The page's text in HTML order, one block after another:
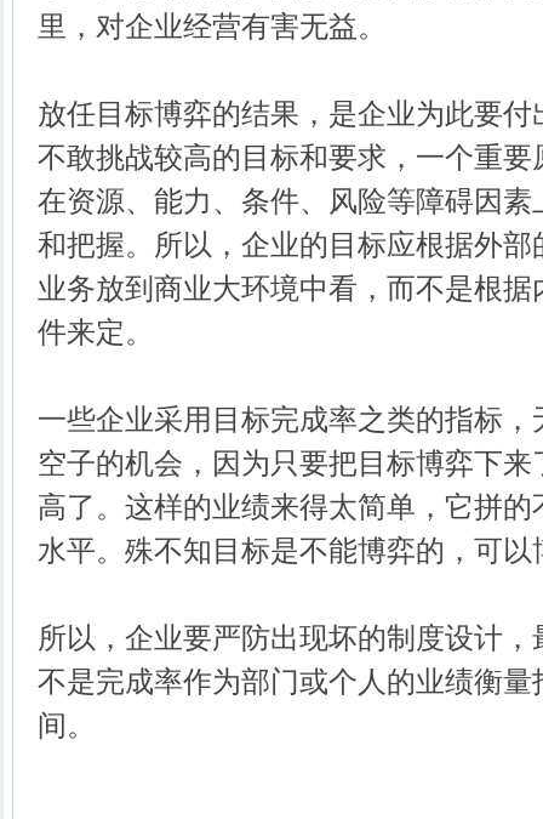
里，对企业经营有害无益。
放任目标博弈的结果，是企业为此要
不敢挑战较高的目标和要求，一个重
在资源、能力、条件、风险等障碍因
和把握。所以，企业的目标应根据外
业务放到商业大环境中看，而不是根
件来定。
一些企业采用目标完成率之类的指标
空子的机会，因为只要把目标博弈下
高了。这样的业绩来得太简单，它拼
水平。殊不知目标是不能博弈的，可
所以，企业要严防出现坏的制度设计
不是完成率作为部门或个人的业绩衡
间。